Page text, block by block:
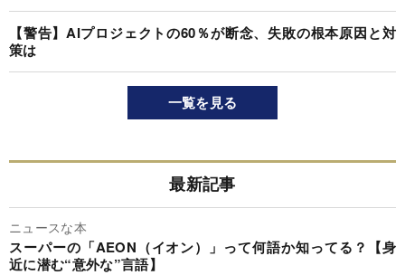
【警告】AIプロジェクトの60％が断念、失敗の根本原因と対
策は
一覧を見る
最新記事
ニュースな本
スーパーの「AEON（イオン）」って何語か知ってる？【身
近に潜む“意外な”言語】